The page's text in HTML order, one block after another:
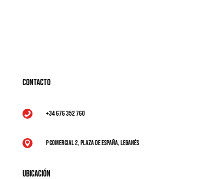
Contacto
 +34 676 352 760
 P Comercial 2, Plaza de España, Leganés
Ubicación